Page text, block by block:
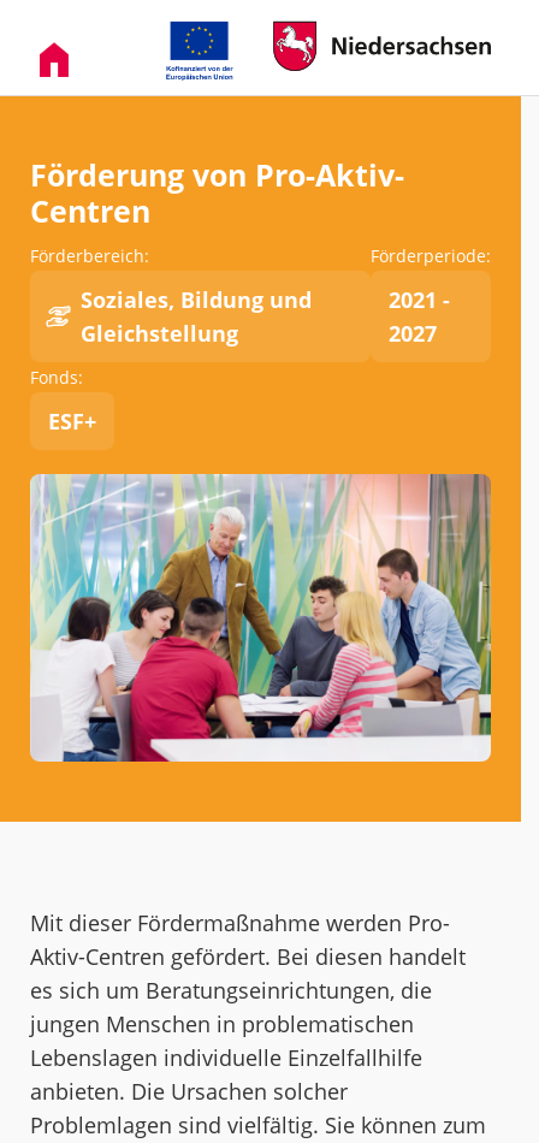
Förderung von Pro-Aktiv-
Centren
Förderbereich:
Soziales, Bildung und
Gleichstellung
Förderperiode:
2021 -
2027
Fonds:
ESF+
Mit dieser Fördermaßnahme werden Pro-
Aktiv-Centren gefördert. Bei diesen handelt
es sich um Beratungseinrichtungen, die
jungen Menschen in problematischen
Lebenslagen individuelle Einzelfallhilfe
anbieten. Die Ursachen solcher
Problemlagen sind vielfältig. Sie können zum